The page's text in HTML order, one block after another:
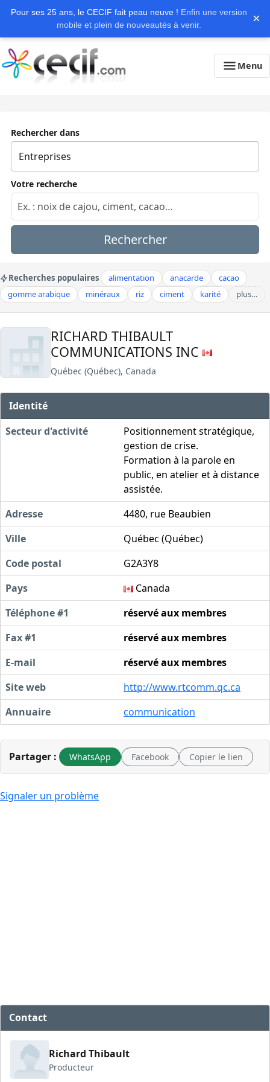
Pour ses 25 ans, le CECIF fait peau neuve ! Enfin une version
mobile et plein de nouveautés à venir.
×
Menu
Rechercher dans
Votre recherche
Rechercher
Recherches populaires alimentation anacarde
cacao
gomme arabique
minéraux riz ciment karité plus…
RICHARD THIBAULT
COMMUNICATIONS INC
Québec (Québec), Canada
Identité
Secteur d'activité
Positionnement stratégique,
gestion de crise.
Formation à la parole en
public, en atelier et à distance
assistée.
Adresse
4480, rue Beaubien
Ville
Québec (Québec)
Code postal
G2A3Y8
Pays
Canada
Téléphone #1
réservé aux membres
Fax #1
réservé aux membres
E-mail
réservé aux membres
Site web
http://www.rtcomm.qc.ca
Annuaire
communication
Partager : WhatsApp Facebook Copier le lien
Signaler un problème
Contact
Richard Thibault
Producteur